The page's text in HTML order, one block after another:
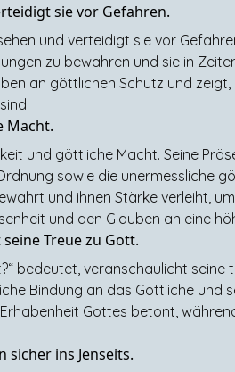
sie vor Gefahren.
und verteidigt sie vor
zu bewahren und sie in
an göttlichen Schutz und zeigt,
Macht.
und göttliche Macht. Seine
sowie die unermessliche
und ihnen Stärke verleiht,
und den Glauben an eine
Treue zu Gott.
bedeutet, veranschaulicht
Bindung an das Göttliche und
Gottes betont,
sicher ins Jenseits.